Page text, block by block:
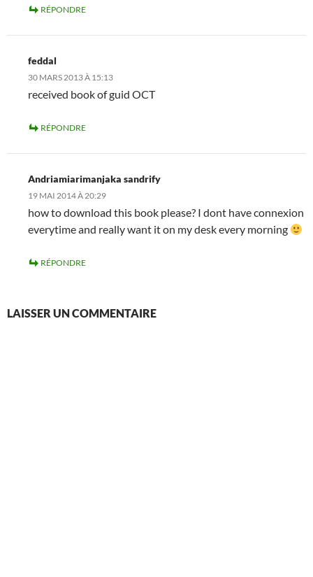
RÉPONDRE
feddal
30 MARS 2013 À 15:13
received book of guid OCT
RÉPONDRE
Andriamiarimanjaka sandrify
19 MAI 2014 À 20:29
how to download this book please? I dont have connexion
everytime and really want it on my desk every morning
RÉPONDRE
LAISSER UN COMMENTAIRE